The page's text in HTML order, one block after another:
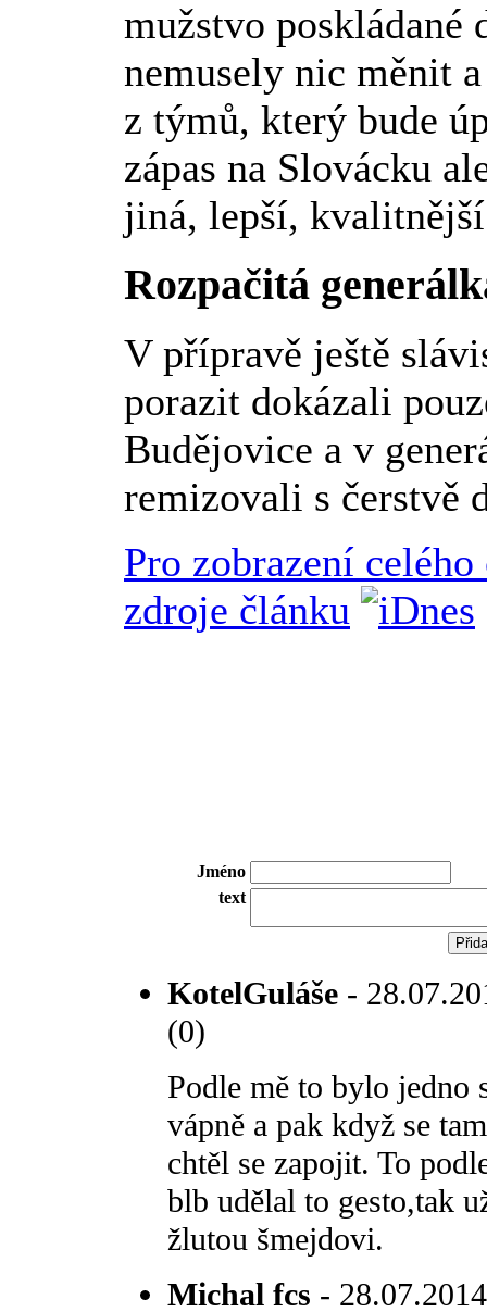
mužstvo poskládané
nemusely nic měnit
z týmů, který bude
zápas na Slovácku
jiná, lepší,
Rozpačitá
V přípravě ještě
porazit dokázali
Budějovice a v
remizovali s čerstvě
Pro zobrazení
zdroje článku
Jméno
text
KotelGuláše -
(0)
Podle mě to bylo jedno
vápně a pak když se
chtěl se zapojit. To
blb udělal to gesto,tak
žlutou šmejdovi.
Michal fcs -